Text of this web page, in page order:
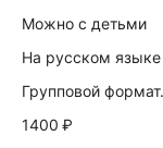
Можно с детьми
На русском языке
Групповой
1400 ₽